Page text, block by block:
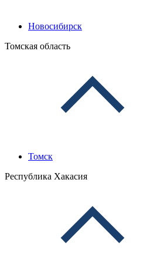
Новосибирск
Томская область
Томск
Республика Хакасия